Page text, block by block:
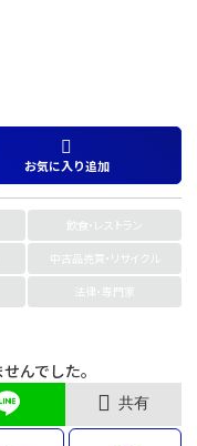
お気に入り追加
飲食・レストラン
中古品売買・リサイクル
法律・専門家
んでした。
共有